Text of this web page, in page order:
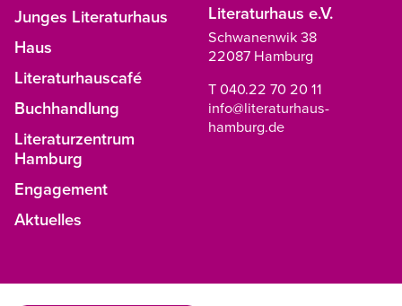
Junges Literaturhaus
Haus
Literaturhauscafé
Buchhandlung
Literaturzentrum
Hamburg
Engagement
Aktuelles
Literaturhaus e.V.
Schwanenwik 38
22087 Hamburg
T 040.22 70 20 11
info@literaturhaus-
hamburg.de